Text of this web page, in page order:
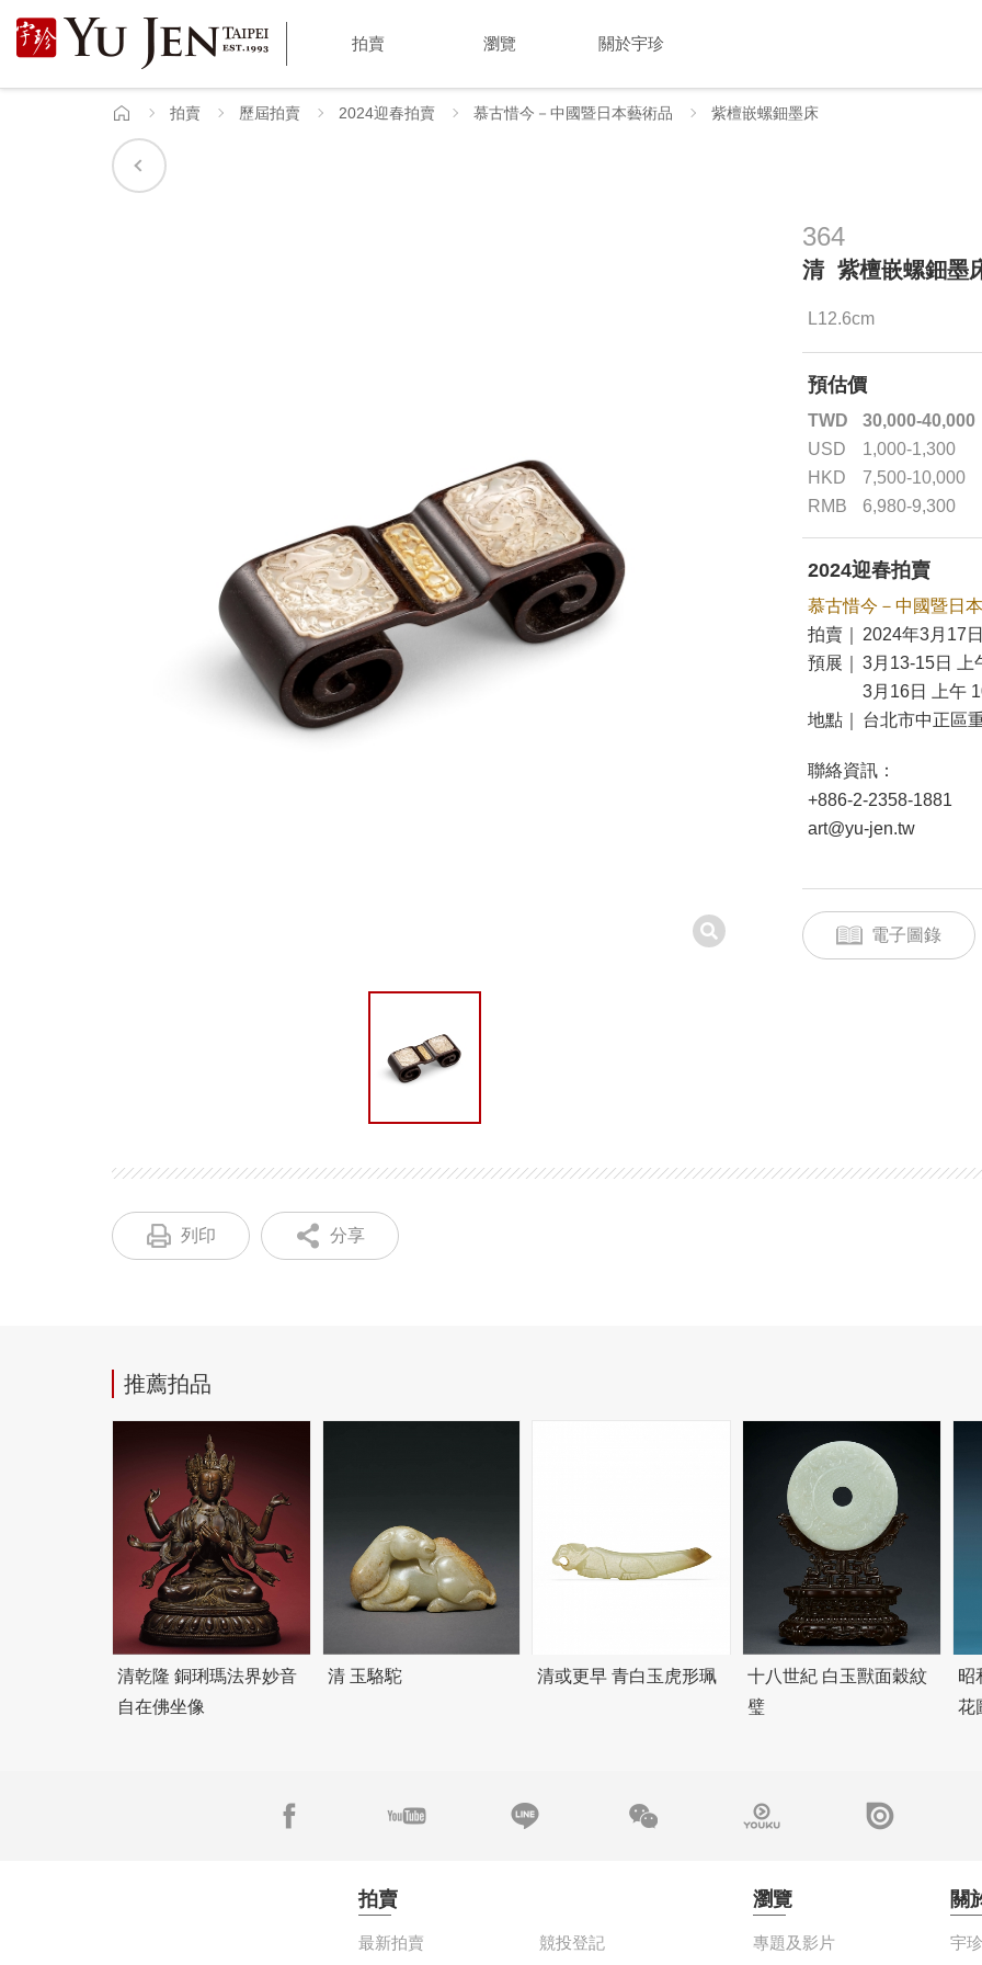
宇
珍
拍賣 瀏覽 關於宇珍
首
頁
拍賣 歷屆拍賣 2024迎春拍賣 慕古惜今－中國暨日本藝術品 紫檀嵌螺鈿墨床
364
清 紫檀嵌螺鈿墨
L12.6cm
預估價
TWD
30,000-40,000
USD
1,000-1,300
HKD
7,500-10,000
RMB
6,980-9,300
2024迎春拍賣
慕古惜今－中國暨日
拍賣｜
2024年3月17
預展｜
3月13-15日 上
3月16日 上午
地點｜
台北市中正區
聯絡資訊：
+886-2-2358-1881
art@yu-jen.tw
電子圖錄
列印 分享
推薦拍品
清乾隆 銅琍瑪法界妙音
自在佛坐像
清 玉駱駝 清或更早 青白玉虎形珮
十八世紀 白玉獸面穀紋
璧
昭
花
拍賣
最新拍賣 競投登記
瀏覽
專題及影片
關
宇